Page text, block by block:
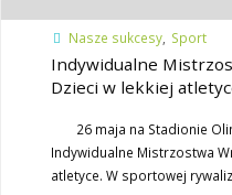
Nasze sukcesy, Sport
Indywidualne
Dzieci w lekkiej
26 maja na Stadionie
Indywidualne Mistrzostwa
atletyce. W sportowej